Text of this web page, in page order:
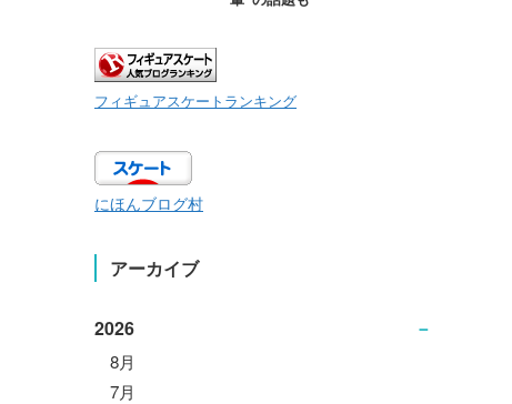
フィギュアスケートランキング
にほんブログ村
アーカイブ
2026
8月
7月